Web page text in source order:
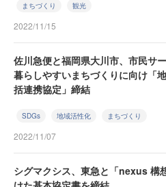
まちづくり 観光
2022/11/15
佐川急便と福岡県大川市、市民サ
暮らしやすいまちづくりに向け「
括連携協定」締結
SDGs 地域活性化 まちづくり
2022/11/07
シグマクシス、東急と「nexus 構